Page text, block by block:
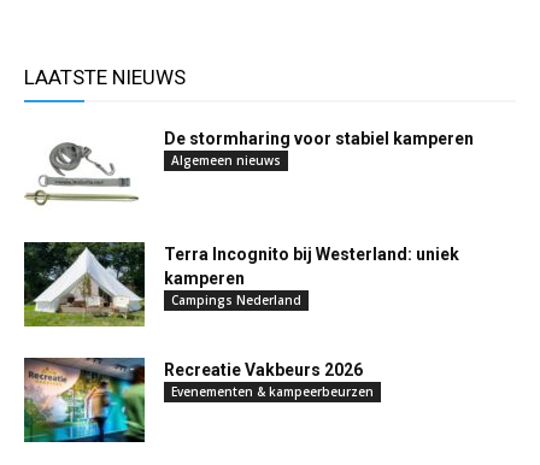
LAATSTE NIEUWS
De stormharing voor stabiel kamperen
Algemeen nieuws
Terra Incognito bij Westerland: uniek
kamperen
Campings Nederland
Recreatie Vakbeurs 2026
Evenementen & kampeerbeurzen